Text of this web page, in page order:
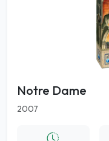
Notre Dame
2007